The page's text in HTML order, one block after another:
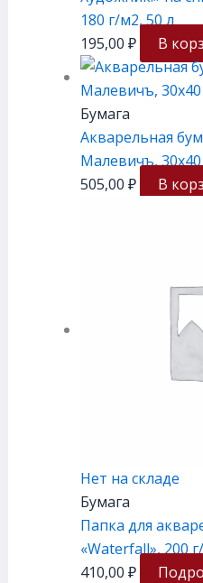
180 г/м2, 50 л
195,00 ₽ В
Бумага
Акварельная
Малевичъ,
505,00 ₽ В
Нет на складе
Бумага
Папка для
«Waterfall», 200
410,00 ₽